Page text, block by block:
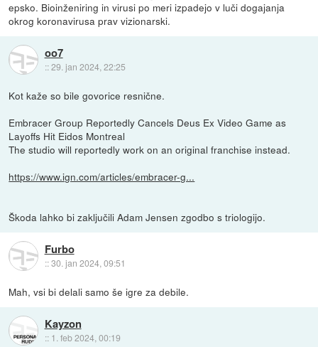
epsko. Bioinženiring in virusi po meri izpadejo v luči dogajanja
okrog koronavirusa prav vizionarski.
oo7
::29. jan 2024, 22:25
Kot kaže so bile govorice resnične.
Embracer Group Reportedly Cancels Deus Ex Video Game as
Layoffs Hit Eidos Montreal
The studio will reportedly work on an original franchise instead.
https://www.ign.com/articles/embracer-g...
Škoda lahko bi zaključili Adam Jensen zgodbo s triologijo.
Furbo
::30. jan 2024, 09:51
Mah, vsi bi delali samo še igre za debile.
Kayzon
:: 1. feb 2024, 00:19